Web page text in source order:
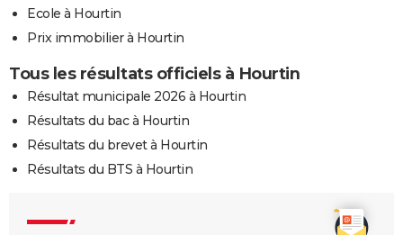
Ecole à Hourtin
Prix immobilier à Hourtin
Tous les résultats officiels à Hourtin
Résultat municipale 2026 à Hourtin
Résultats du bac à Hourtin
Résultats du brevet à Hourtin
Résultats du BTS à Hourtin